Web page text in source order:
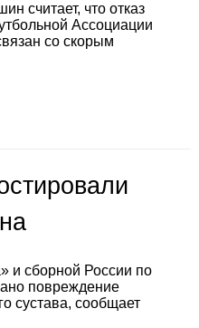
считает, что отказ
Ассоциации
со скорым
и сборной России по
повреждение
сустава, сообщает